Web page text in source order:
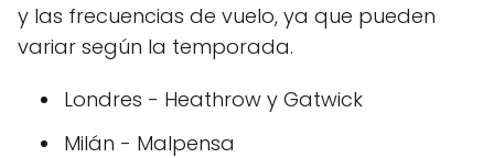
y las frecuencias de vuelo, ya que pueden
variar según la temporada.
Londres - Heathrow y Gatwick
Milán - Malpensa